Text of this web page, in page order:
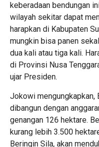
keberadaan bendungan
wilayah sekitar dapat
harapkan di Kabupaten
mungkin bisa panen
dua kali atau tiga kali.
di Provinsi Nusa
ujar Presiden.
Jokowi mengungkapkan,
dibangun dengan
genangan 126 hektare.
kurang lebih 3.500
Beringin Sila, akan